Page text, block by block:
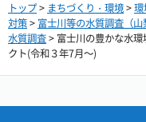
トップ> まちづくり・環境>環
対策> 富士川等の水質調査（山
水質調査> 富士川の豊かな水
クト(令和３年7月～)